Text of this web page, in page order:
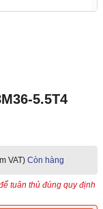
5.5T4
VAT) Còn hàng
tuân thủ đúng quy định